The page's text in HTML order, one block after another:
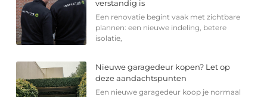
verstandig is
Een renovatie begint vaak met zichtbare
plannen: een nieuwe indeling, betere
isolatie,
Nieuwe garagedeur kopen? Let op
deze aandachtspunten
Een nieuwe garagedeur koop je normaal